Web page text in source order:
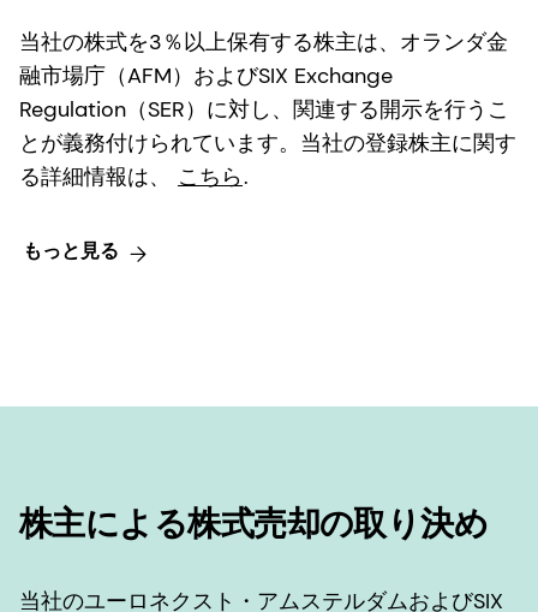
当社の株式を3％以上保有する株主は、オランダ金
融市場庁（AFM）およびSIX Exchange
Regulation（SER）に対し、関連する開示を行うこ
とが義務付けられています。当社の登録株主に関す
る詳細情報は、
こちら.
もっと見る
株主による株式売却の取り決め
当社のユーロネクスト・アムステルダムおよびSIX